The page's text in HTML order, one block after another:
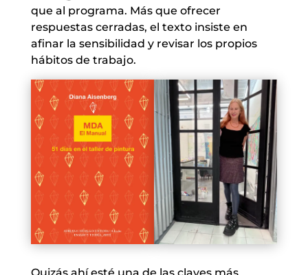
que al programa. Más que ofrecer
respuestas cerradas, el texto insiste en
afinar la sensibilidad y revisar los propios
hábitos de trabajo.